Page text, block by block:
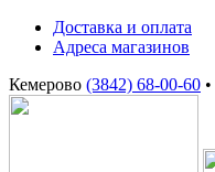
Доставка и оплата
Адреса магазинов
Кемерово (3842) 68-00-60 •